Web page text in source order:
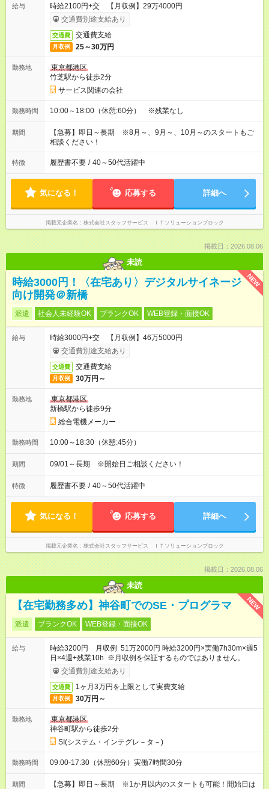
給与
時給2100円+交 【月収例】29万4000円
交通費別途支給あり
交通費 交通費支給
月収例 25～30万円
勤務地
東京都港区
竹芝駅から徒歩2分
サービス関連の会社
勤務時間 10:00～18:00（休憩:60分） ※残業なし
期間
【急募】即日～長期 ※8月～、9月～、10月～のスタートもご
相談ください！
特徴 履歴書不要 / 40～50代活躍中
気になる！ 応募する 詳細へ
掲載元企業名 株式会社スタッフサービス ＩＴソリューションブロック
掲載日：2026.08.06
未読
NEW
時給3000円！〈在宅あり〉デジタルサイネージ
向け開発＠新橋
派遣 社会人未経験OK ブランクOK WEB登録・面接OK
給与
時給3000円+交 【月収例】46万5000円
交通費別途支給あり
交通費 交通費支給
月収例 30万円～
勤務地
東京都港区
新橋駅から徒歩9分
総合電機メーカー
勤務時間 10:00～18:30（休憩:45分）
期間 09/01～長期 ※開始日ご相談ください！
特徴 履歴書不要 / 40～50代活躍中
気になる！ 応募する 詳細へ
掲載元企業名 株式会社スタッフサービス ＩＴソリューションブロック
掲載日：2026.08.06
未読
NEW
【在宅勤務多め】神谷町でのSE・プログラマ
派遣 ブランクOK WEB登録・面接OK
給与
時給3200円 月収例 51万2000円 時給3200円×実働7h30m×週5
日×4週+残業10h ※月収例を保証するものではありません。
交通費別途支給あり
交通費 1ヶ月3万円を上限として実費支給
月収例 30万円～
勤務地
東京都港区
神谷町駅から徒歩2分
SI(システム・インテグレ－タ－)
勤務時間 09:00-17:30（休憩60分）実働7時間30分
期間
【急募】即日～長期 ※1か月以内のスタートも可能！開始日は